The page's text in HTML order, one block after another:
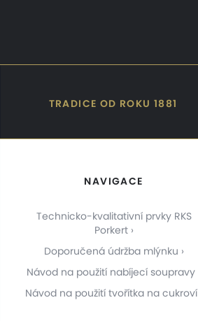
TRADICE OD ROKU 1881
NAVIGACE
Technicko-kvalitativní prvky RKS
Porkert
Doporučená údržba mlýnku
Návod na použití nabíjecí soupravy
Návod na použití tvořítka na cukroví